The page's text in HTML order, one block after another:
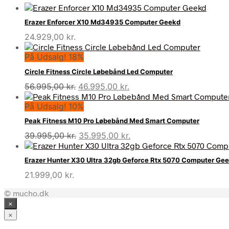
Erazer Enforcer X10 Md34935 Computer Geekd
24.929,00 kr.
På Udsalg! 18%
Circle Fitness Circle Løbebånd Led Computer
56.995,00kr. Den
oprindelige
pris
var:
56.995,00 kr..
46.995,00 kr.
aktuelle
er:
46.995,00 kr..
På Udsalg! 10%
Peak Fitness M10 Pro Løbebånd Med Smart Computer
39.995,00kr. Den
oprindelige
pris
var:
35.995,00 kr.
aktuelle
pris
er:
Erazer Hunter X30 Ultra 32gb Geforce Rtx 5070 Computer
21.999,00 kr.
© mucho.dk
×
×